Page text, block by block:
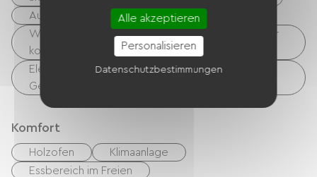
Ausrüstung zur Fahrradreinigung
Wäschemöglichkeiten vorhanden (kostenlos oder
kostenpflichtig)
Elektrische Ladestation (für E-Bike-Akkus, GPS-
Geräte usw.)
Komfort
Holzofen
Klimaanlage
Essbereich im Freien
Alle akzeptieren
Personalisieren
Datenschutzbestimmungen